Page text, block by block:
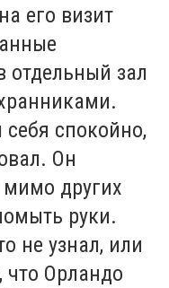
его визит
зал
спокойно,
Он
мимо других
руки.
не узнал, или
что Орландо